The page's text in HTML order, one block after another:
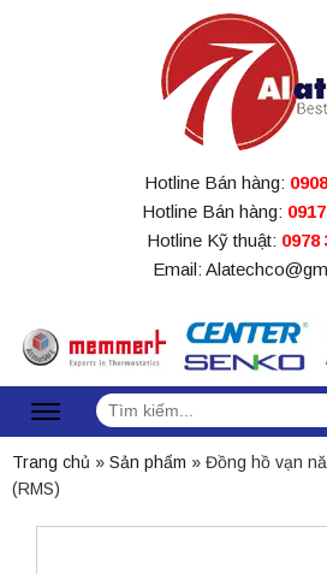
Hotline Bán hàng:
Hotline Bán hàng:
Hotline Kỹ thuật: 0978
Email:
Tìm
kiếm:
Trang chủ » Sản phẩm » Đồng hồ vạn
(RMS)